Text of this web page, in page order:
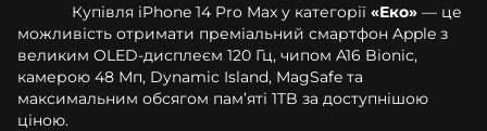
Купівля iPhone 14 Pro Max у категорії «Еко» — це
можливість отримати преміальний смартфон Apple з
великим OLED-дисплеєм 120 Гц, чипом A16 Bionic,
камерою 48 Мп, Dynamic Island, MagSafe та
максимальним обсягом пам’яті 1TB за доступнішою
ціною.